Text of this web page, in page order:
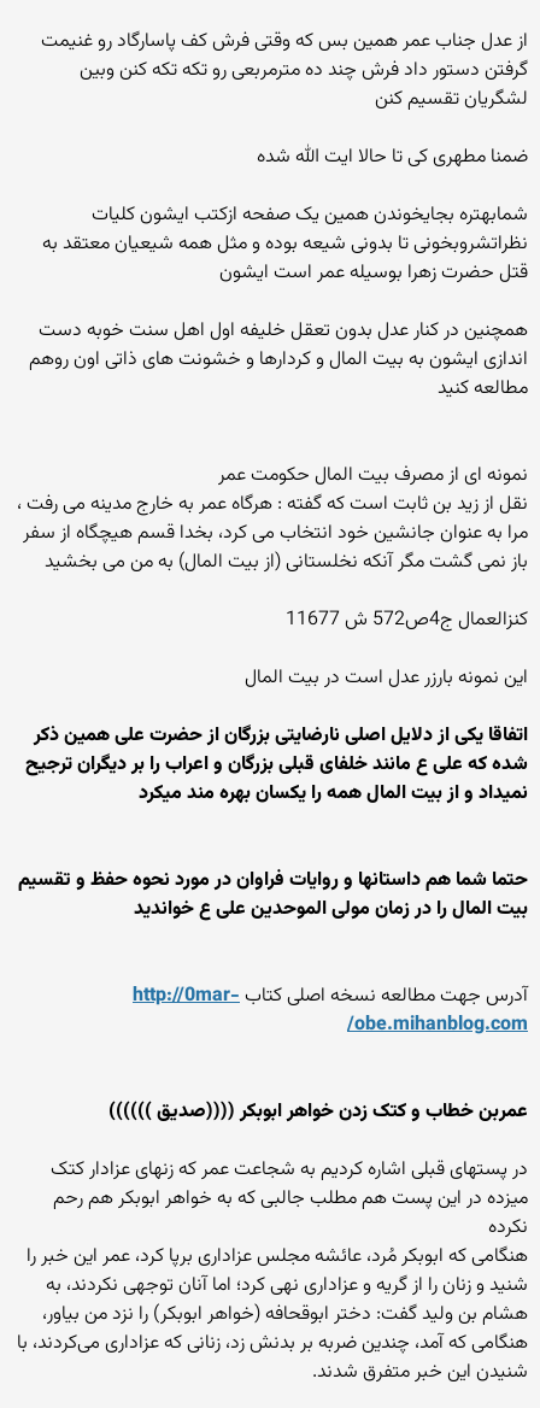
از عدل جناب عمر همین بس که وقتی فرش کف پاسارگاد رو غنیمت
گرفتن دستور داد فرش چند ده مترمربعی رو تکه تکه کنن وبین
لشگریان تقسیم کنن
ضمنا مطهری کی تا حالا ایت الله شده
شمابهتره بجایخوندن همین یک صفحه ازکتب ایشون کلیات
نظراتشروبخونی تا بدونی شیعه بوده و مثل همه شیعیان معتقد به
قتل حضرت زهرا بوسیله عمر است ایشون
همچنین در کنار عدل بدون تعقل خلیفه اول اهل سنت خوبه دست
اندازی ایشون به بیت المال و کردارها و خشونت های ذاتی اون روهم
مطالعه کنید
نمونه ای از مصرف بیت المال حکومت عمر
نقل از زید بن ثابت است که گفته : هرگاه عمر به خارج مدینه می رفت ،
مرا به عنوان جانشین خود انتخاب می کرد، بخدا قسم هیچگاه از سفر
باز نمی گشت مگر آنکه نخلستانی (از بیت المال) به من می بخشید
کنزالعمال ج4ص572 ش 11677
این نمونه بارزر عدل است در بیت المال
اتفاقا یکی از دلایل اصلی نارضایتی بزرگان از حضرت علی همین ذکر
شده که علی ع مانند خلفای قبلی بزرگان و اعراب را بر دیگران ترجیح
نمیداد و از بیت المال همه را یکسان بهره مند میکرد
حتما شما هم داستانها و روایات فراوان در مورد نحوه حفظ و تقسیم
بیت المال را در زمان مولی الموحدین علی ع خواندید
آدرس جهت مطالعه نسخه اصلی کتابhttp://0mar-
obe.mihanblog.com/
عمربن خطاب و کتک زدن خواهر ابوبکر ((((صدیق ))))))
در پستهای قبلی اشاره کردیم به شجاعت عمر که زنهای عزادار کتک
میزده در این پست هم مطلب جالبی که به خواهر ابوبکر هم رحم
نکرده
هنگامى که ابوبکر مُرد، عائشه مجلس عزادارى برپا کرد، عمر این خبر را
شنید و زنان را از گریه و عزادارى نهى کرد؛ اما آنان توجهى نکردند، به
هشام بن ولید گفت: دختر ابوقحافه (خواهر ابوبکر) را نزد من بیاور،
هنگامى که آمد، چندین ضربه بر بدنش زد، زنانى که عزادارى مى‌کردند، با
شنیدن این خبر متفرق شدند.